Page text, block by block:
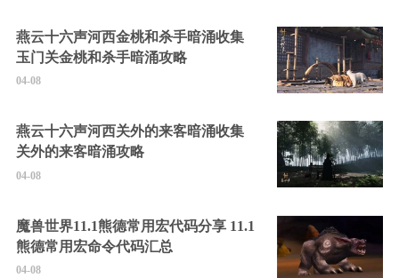
燕云十六声河西金桃和杀手暗涌收集
玉门关金桃和杀手暗涌攻略
04-08
燕云十六声河西关外的来客暗涌收集
关外的来客暗涌攻略
04-08
魔兽世界11.1熊德常用宏代码分享 11.1
熊德常用宏命令代码汇总
04-08